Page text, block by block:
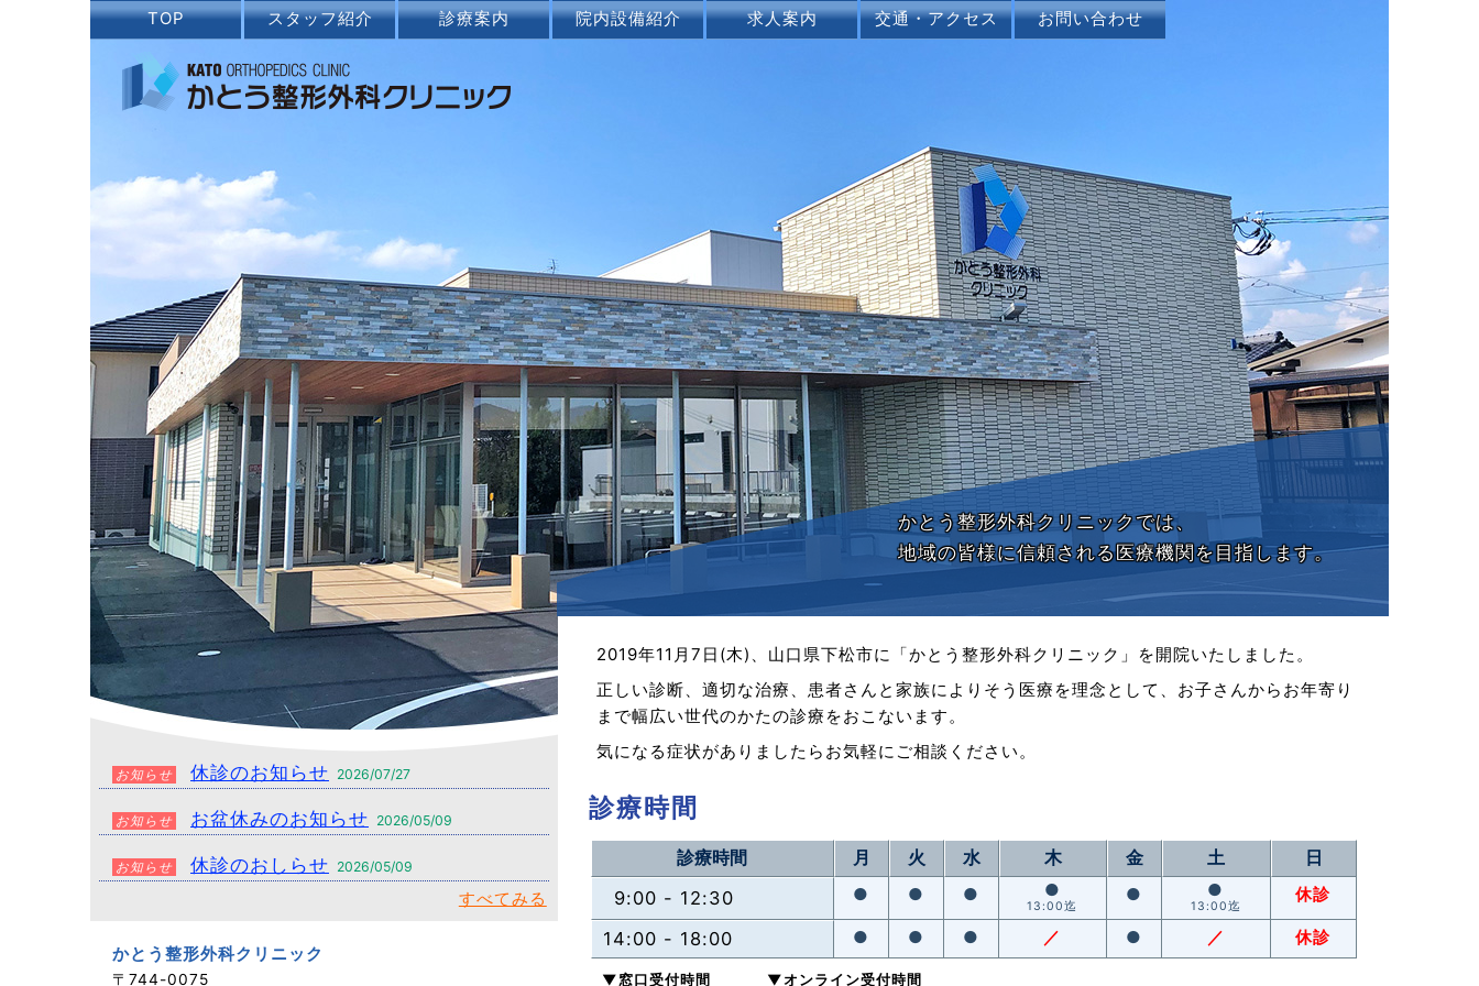
TOP スタッフ紹介 診療案内 院内設備紹介 求人案内 交通・アクセス お問い合わせ
かとう整形外科クリニックでは、
地域の皆様に信頼される医療機関を目指します。
2019年11月7日(木)、山口県下松市に「かとう整形外科クリニック」を開院いたしました。
正しい診断、適切な治療、患者さんと家族によりそう医療を理念として、お子さんからお年寄り
まで幅広い世代のかたの診療をおこないます。
気になる症状がありましたらお気軽にご相談ください。
診療時間
診療時間 月 火 水 木 金 土 日
9:00 - 12:30 ● ● ● ●
13:00迄
● ●
13:00迄
休診
14:00 - 18:00 ● ● ● ／ ● ／ 休診
▼窓口受付時間 ▼オンライン受付時間
お知らせ 休診のお知らせ 2026/07/27
お知らせ お盆休みのお知らせ 2026/05/09
お知らせ 休診のおしらせ 2026/05/09
すべてみる
かとう整形外科クリニック
〒744-0075